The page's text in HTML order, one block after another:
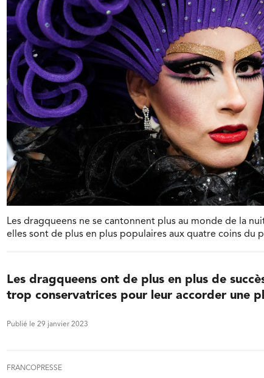
Les dragqueens ne se cantonnent plus au monde de la
elles sont de plus en plus populaires aux quatre coins du
Les dragqueens ont de plus en plus de
trop conservatrices pour leur accorder une
Publié le 29 janvier 2023
FRANCOPRESSE